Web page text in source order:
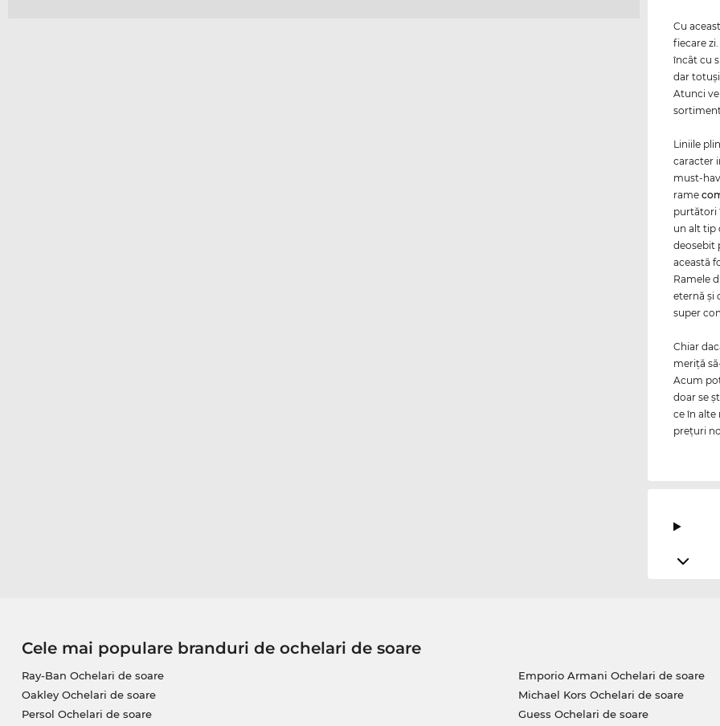
Cu
fiecare
încât cu
dar
Atunci
Liniile
caracter
must-
rame
purtători
un alt tip
deosebit
această
Ramele
eternă şi
super
Chiar
meriţă
Acum
doar se
ce în alte
preţuri
Cele mai populare branduri de ochelari de soare
Ray-Ban Ochelari de soare
Oakley Ochelari de soare
Persol Ochelari de soare
Emporio Armani Ochelari de soare
Michael Kors Ochelari de soare
Guess Ochelari de soare